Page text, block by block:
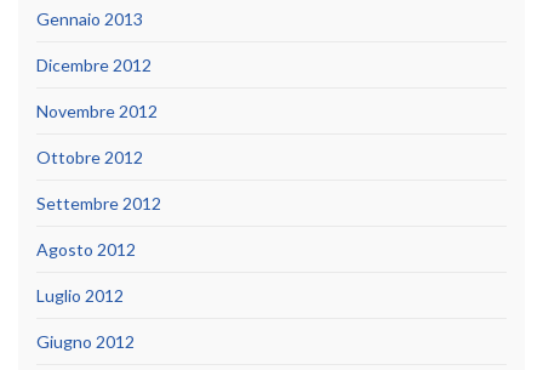
Gennaio 2013
Dicembre 2012
Novembre 2012
Ottobre 2012
Settembre 2012
Agosto 2012
Luglio 2012
Giugno 2012